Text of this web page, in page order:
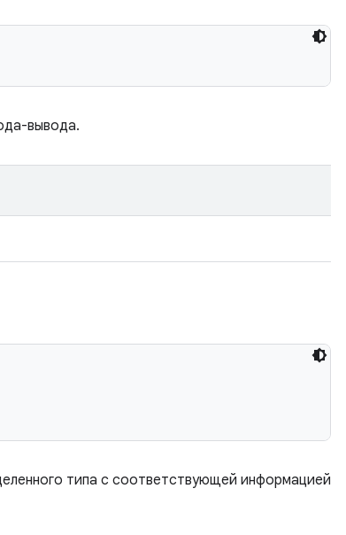
вывода.
типа с соответствующей информацией